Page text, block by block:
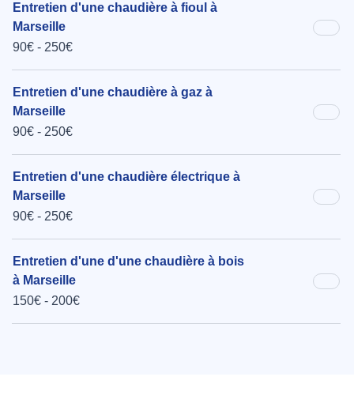
Entretien d'une chaudière à fioul à
Marseille
90€ - 250€
Entretien d'une chaudière à gaz à
Marseille
90€ - 250€
Entretien d'une chaudière électrique à
Marseille
90€ - 250€
Entretien d'une d'une chaudière à bois
à Marseille
150€ - 200€